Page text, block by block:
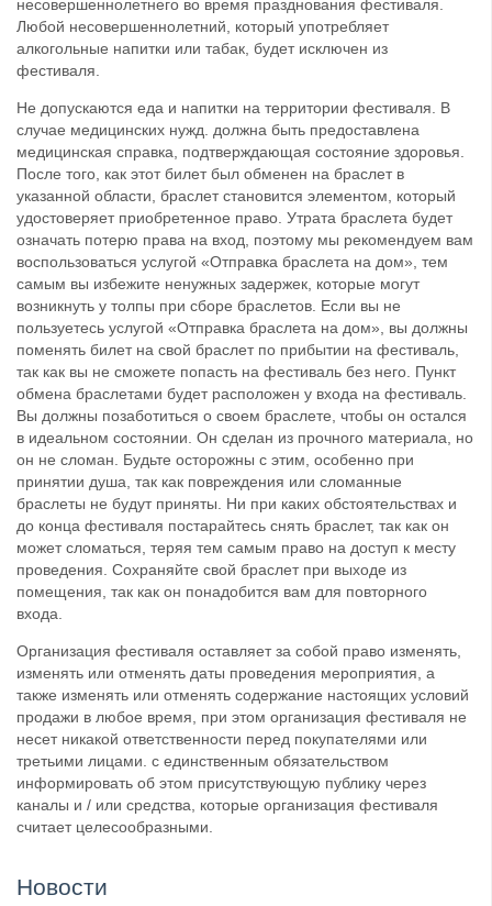
несовершеннолетнего во время празднования фестиваля.
Любой несовершеннолетний, который употребляет
алкогольные напитки или табак, будет исключен из
фестиваля.
Не допускаются еда и напитки на территории фестиваля. В
случае медицинских нужд. должна быть предоставлена
медицинская справка, подтверждающая состояние здоровья.
После того, как этот билет был обменен на браслет в
указанной области, браслет становится элементом, который
удостоверяет приобретенное право. Утрата браслета будет
означать потерю права на вход, поэтому мы рекомендуем вам
воспользоваться услугой «Отправка браслета на дом», тем
самым вы избежите ненужных задержек, которые могут
возникнуть у толпы при сборе браслетов. Если вы не
пользуетесь услугой «Отправка браслета на дом», вы должны
поменять билет на свой браслет по прибытии на фестиваль,
так как вы не сможете попасть на фестиваль без него. Пункт
обмена браслетами будет расположен у входа на фестиваль.
Вы должны позаботиться о своем браслете, чтобы он остался
в идеальном состоянии. Он сделан из прочного материала, но
он не сломан. Будьте осторожны с этим, особенно при
принятии душа, так как повреждения или сломанные
браслеты не будут приняты. Ни при каких обстоятельствах и
до конца фестиваля постарайтесь снять браслет, так как он
может сломаться, теряя тем самым право на доступ к месту
проведения. Сохраняйте свой браслет при выходе из
помещения, так как он понадобится вам для повторного
входа.
Организация фестиваля оставляет за собой право изменять,
изменять или отменять даты проведения мероприятия, а
также изменять или отменять содержание настоящих условий
продажи в любое время, при этом организация фестиваля не
несет никакой ответственности перед покупателями или
третьими лицами. с единственным обязательством
информировать об этом присутствующую публику через
каналы и / или средства, которые организация фестиваля
считает целесообразными.
Новости